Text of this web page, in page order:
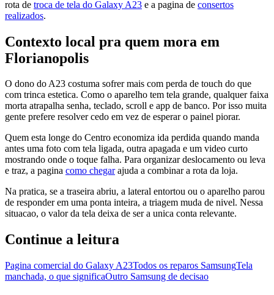
rota de troca de tela do Galaxy A23 e a pagina de consertos
realizados.
Contexto local pra quem mora em
Florianopolis
O dono do A23 costuma sofrer mais com perda de touch do que
com trinca estetica. Como o aparelho tem tela grande, qualquer faixa
morta atrapalha senha, teclado, scroll e app de banco. Por isso muita
gente prefere resolver cedo em vez de esperar o painel piorar.
Quem esta longe do Centro economiza ida perdida quando manda
antes uma foto com tela ligada, outra apagada e um video curto
mostrando onde o toque falha. Para organizar deslocamento ou leva
e traz, a pagina como chegar ajuda a combinar a rota da loja.
Na pratica, se a traseira abriu, a lateral entortou ou o aparelho parou
de responder em uma ponta inteira, a triagem muda de nivel. Nessa
situacao, o valor da tela deixa de ser a unica conta relevante.
Continue a leitura
Pagina comercial do Galaxy A23Todos os reparos SamsungTela
manchada, o que significaOutro Samsung de decisao